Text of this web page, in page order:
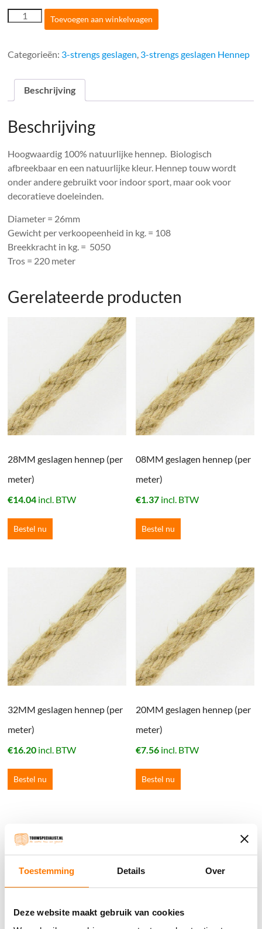
Toestemming Details Over
Deze website maakt gebruik van cookies
26MM
geslagen
tros
aantal
Toevoegen aan winkelwagen
Categorieën: 3-strengs geslagen, 3-strengs geslagen Hennep
Beschrijving
Beschrijving
Hoogwaardig 100% natuurlijke hennep. Biologisch
afbreekbaar en een natuurlijke kleur. Hennep touw wordt
onder andere gebruikt voor indoor sport, maar ook voor
decoratieve doeleinden.
Diameter = 26mm
Gewicht per verkoopeenheid in kg. = 108
Breekkracht in kg. = 5050
Tros = 220 meter
Gerelateerde producten
28MM geslagen hennep (per
meter)
€14.04 incl. BTW
Bestel nu
08MM geslagen hennep (per
meter)
€1.37 incl. BTW
Bestel nu
32MM geslagen hennep (per
meter)
€16.20 incl. BTW
Bestel nu
20MM geslagen hennep (per
meter)
€7.56 incl. BTW
Bestel nu
Winkelwagen
֍ Deskundig advies en gratis proefstukjes.